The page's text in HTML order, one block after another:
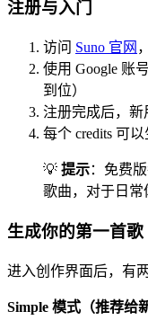
注册与入门
访问 Suno 官网
使用 Google 账
到位）
注册完成后，新
每个 credits 可
💡 提示：免费
歌曲，对于日常
生成你的第一首歌
进入创作界面后，有
Simple 模式（推荐给